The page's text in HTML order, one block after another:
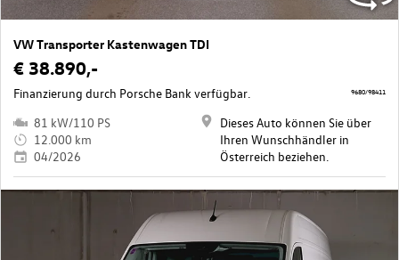
VW Transporter Kastenwagen TDI
€ 38.890,-
Finanzierung durch Porsche Bank verfügbar.
81 kW/110 PS
12.000 km
04/2026
Dieses Auto können Sie über
Ihren Wunschhändler in
Österreich beziehen.
9680/98411